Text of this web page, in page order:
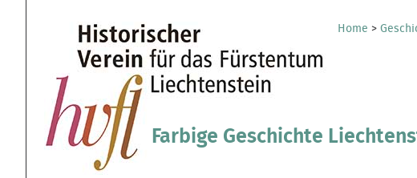
Direkt
Navigation
Werkzeuge
Home >
Farbige Geschichte
Sektionen